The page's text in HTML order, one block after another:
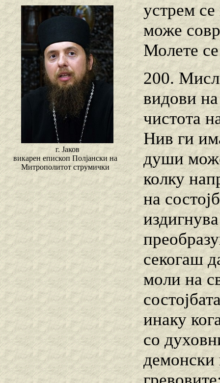
г. Јаков
викарен епископ Полјански на
Митрополитот струмички
устрем
може
Молете
200.
видови
чистота
Нив ги
души
колку
на
секогаш
моли на
инаку
со
демонски